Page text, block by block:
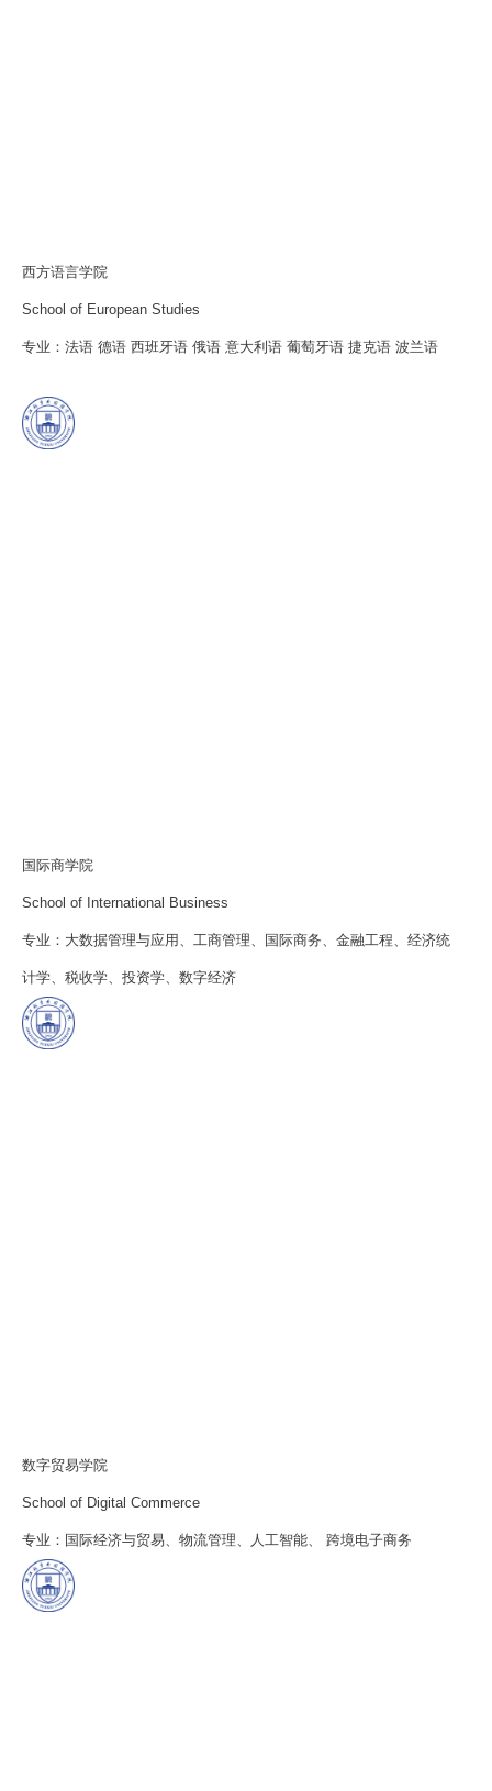
西方语言学院
School of European Studies
专业：法语 德语 西班牙语 俄语 意大利语 葡萄牙语 捷克语 波兰语
国际商学院
School of International Business
专业：大数据管理与应用、工商管理、国际商务、金融工程、经济统
计学、税收学、投资学、数字经济
数字贸易学院
School of Digital Commerce
专业：国际经济与贸易、物流管理、人工智能、 跨境电子商务